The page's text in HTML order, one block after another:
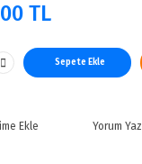
TL
Sepete Ekle
Yorum Yaz